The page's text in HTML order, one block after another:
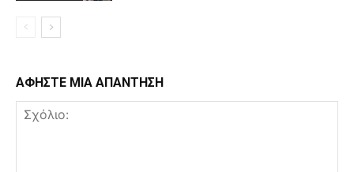
ΑΦΗΣΤΕ ΜΙΑ ΑΠΑΝΤΗΣΗ